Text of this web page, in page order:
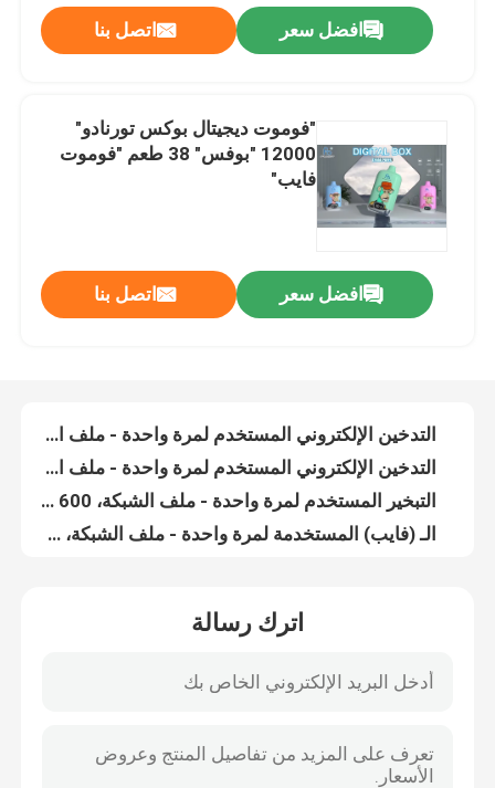
منزل
المنتجات
أشرطة فيديو
جولة في المعمل
ضبط الجودة
MOTI التبخير
افضل سعر اتصل بنا
"فوموت ديجيتال بوكس تورنادو"
12000 "بوفس" 38 طعم "فوموت
فايب"
افضل سعر اتصل بنا
الـ (فايب) المستخدمة لمرة واحدة - ملف الشبكة، 600 نفخة، 2 مل سائل إلكتروني، 20 مل نيكوتين، حلقات أحذية مريحة (فايب) ، ثلج الأناناس
الـ (فايب) المستخدمة لمرة واحدة - ملف الشبكة، 600 نفخة، 2 مل من السائل الإلكتروني، 20 ملغ من النيكوتين، رباطات الأحذية المريحة (فايب) ، (أناناس) ليمون ليمون
اترك رسالة